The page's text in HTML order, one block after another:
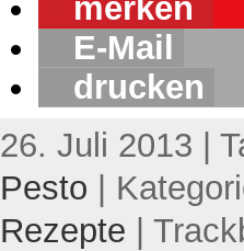
merken
E-Mail
drucken
26. Juli 2013 |
Pesto |
Rezepte |